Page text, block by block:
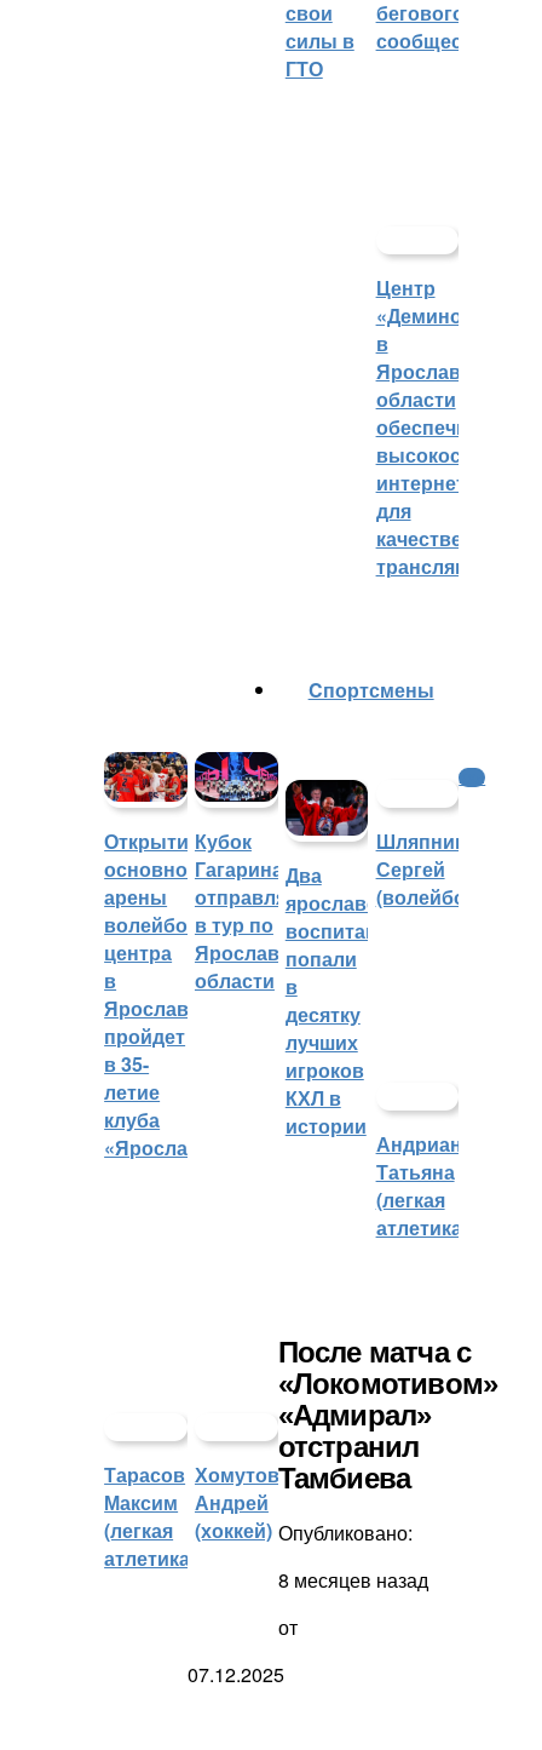
свои
силы в
ГТО
бегового
сообщества
Центр
«Демино»
в
Ярославской
области
обеспечивают
интернетом
для
качественных
трансляций
Открытие
основной
арены
волейбольного
центра
в
Ярославле
пройдет
в 35-
летие
клуба
«Ярославич»
Кубок
Гагарина
отправляется
в тур по
Ярославской
области
Cпортсмены
Два
ярославских
воспитанника
попали
в
десятку
лучших
игроков
КХЛ в
истории
Шляпников
Сергей
(волейбол)
Андрианова
Татьяна
(легкая
атлетика)
Тарасов
Максим
(легкая
атлетика)
Хомутов
Андрей
(хоккей)
КХЛ
После матча с
«Локомотивом»
«Адмирал»
отстранил
Тамбиева
Опубликовано:
8 месяцев назад
от
07.12.2025